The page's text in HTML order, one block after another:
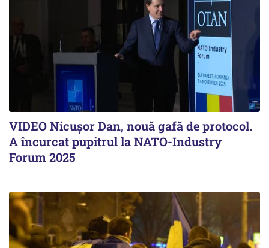
VIDEO Nicușor Dan, nouă gafă de protocol.
A încurcat pupitrul la NATO-Industry
Forum 2025